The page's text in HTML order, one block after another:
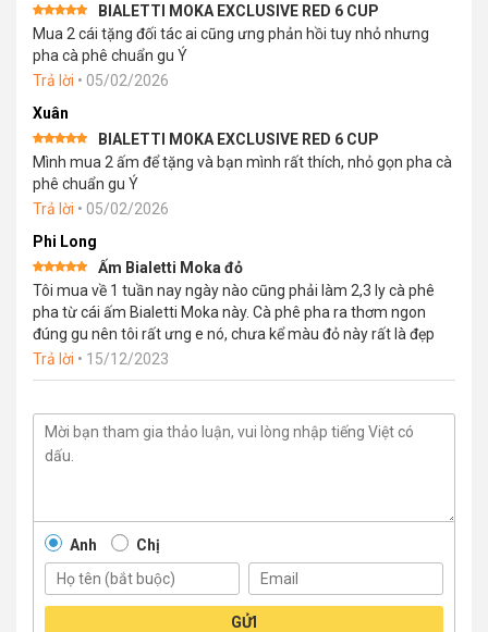
Được xếp
hạng55
sao
BIALETTI MOKA EXCLUSIVE RED 6 CUP
Mua 2 cái tặng đối tác ai cũng ưng phản hồi tuy nhỏ nhưng
pha cà phê chuẩn gu Ý
Trả lời • 05/02/2026
Xuân
Được xếp
hạng 5 5
sao
BIALETTI MOKA EXCLUSIVE RED 6 CUP
Mình mua 2 ấm để tặng và bạn mình rất thích, nhỏ gọn pha cà
phê chuẩn gu Ý
Trả lời • 05/02/2026
Phi Long
Được xếp
hạng 5 5
sao
Ấm Bialetti Moka đỏ
Tôi mua về 1 tuần nay ngày nào cũng phải làm 2,3 ly cà phê
pha từ cái ấm Bialetti Moka này. Cà phê pha ra thơm ngon
đúng gu nên tôi rất ưng e nó, chưa kể màu đỏ này rất là đẹp
Trả lời • 15/12/2023
Anh Chị
GỬI